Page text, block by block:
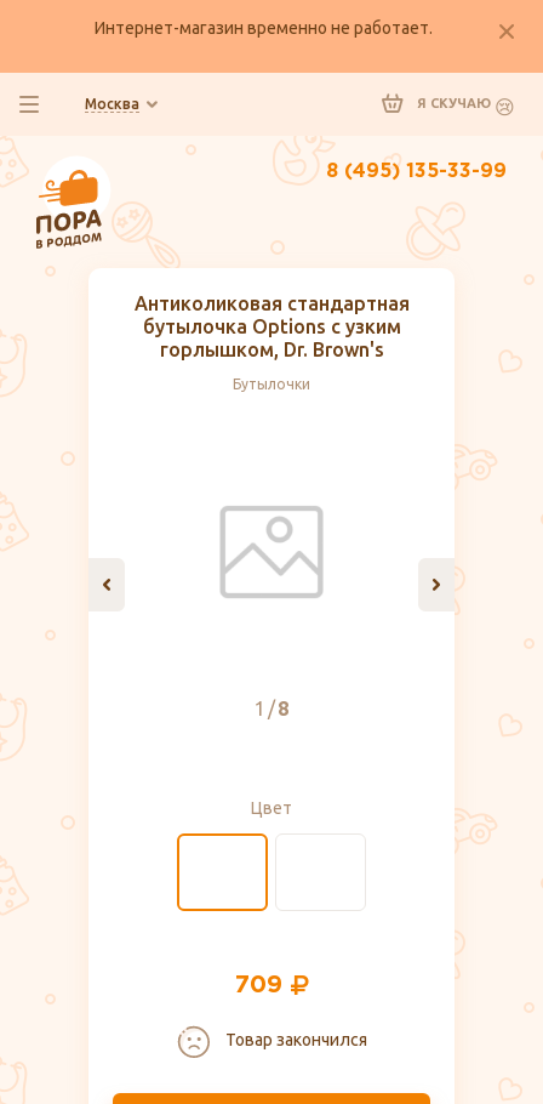
Интернет-магазин временно не работает.
Москва Я СКУЧАЮ
8 (495) 135-33-99
Антиколиковая стандартная
бутылочка Options с узким
горлышком, Dr. Brown's
Бутылочки
1 8
Цвет
709
Товар закончился